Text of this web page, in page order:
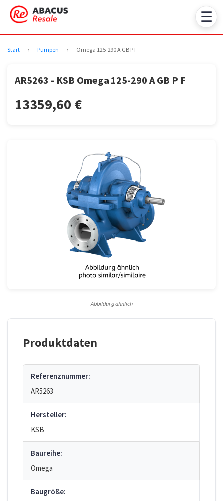
☰
Start › Pumpen › Omega 125-290 A GB P F
AR5263 - KSB Omega 125-290 A GB P F
13359,60 €
Abbildung ähnlich
Produktdaten
Referenznummer:
AR5263
Hersteller:
KSB
Baureihe:
Omega
Baugröße: